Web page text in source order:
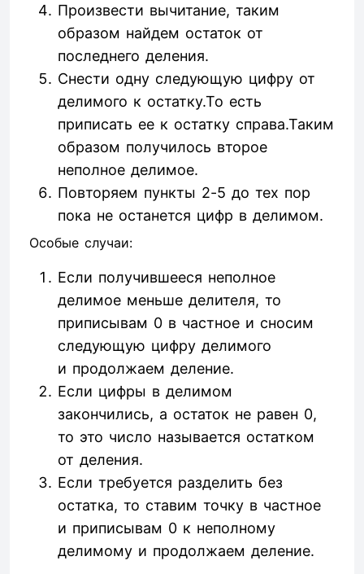
Произвести вычитание, таким
образом найдем остаток от
последнего деления.
Снести одну следующую цифру от
делимого к остатку.То есть
приписать ее к остатку справа.Таким
образом получилось второе
неполное делимое.
Повторяем пункты 2-5 до тех пор
пока не останется цифр в делимом.
Особые случаи:
Если получившееся неполное
делимое меньше делителя, то
приписывам 0 в частное и сносим
следующую цифру делимого
и продолжаем деление.
Если цифры в делимом
закончились, а остаток не равен 0,
то это число называется остатком
от деления.
Если требуется разделить без
остатка, то ставим точку в частное
и приписывам 0 к неполному
делимому и продолжаем деление.